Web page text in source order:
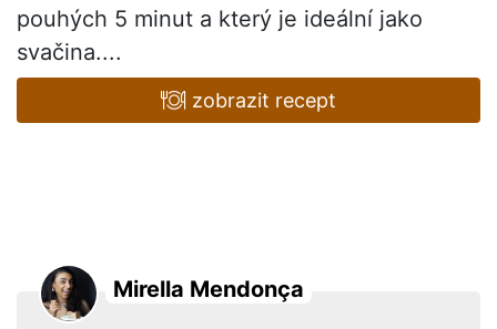
pouhých 5 minut a který je ideální jako
svačina....
zobrazit recept
Mirella Mendonça